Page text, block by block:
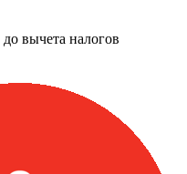
до вычета налогов